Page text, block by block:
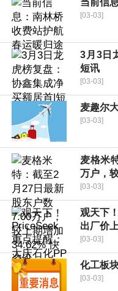
当前信
[03-03]
3月3日
短讯
[03-03]
麦趣尔
[03-03]
麦格米
万户，
[03-03]
观天下
出厂价
[03-03]
化工板
[03-03]